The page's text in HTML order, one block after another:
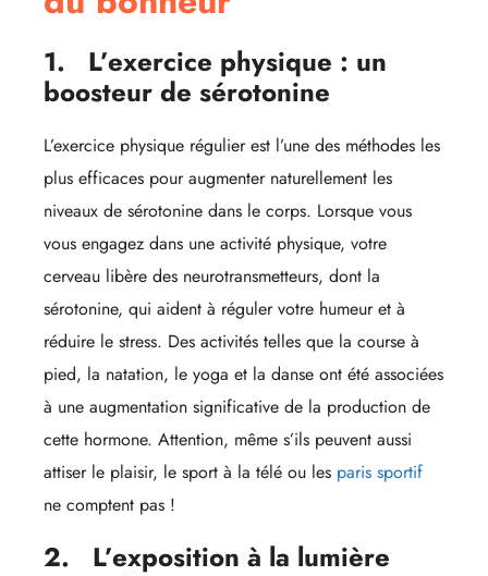
1. L’exercice physique : un
boosteur de sérotonine
L’exercice physique régulier est l’une des méthodes les
plus efficaces pour augmenter naturellement les
niveaux de sérotonine dans le corps. Lorsque vous
vous engagez dans une activité physique, votre
cerveau libère des neurotransmetteurs, dont la
sérotonine, qui aident à réguler votre humeur et à
réduire le stress. Des activités telles que la course à
pied, la natation, le yoga et la danse ont été associées
à une augmentation significative de la production de
cette hormone. Attention, même s’ils peuvent aussi
attiser le plaisir, le sport à la télé ou les paris sportif
ne comptent pas !
2. L’exposition à la lumière